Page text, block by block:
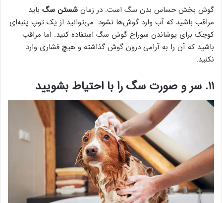
گوش بخش حساس بدن سگ است. در زمان شستن سگ باید
مراقب باشید که آب وارد گوش‌ها نشود. می‌توانید از یک توپ پنبه‌ای
کوچک برای پوشاندن سوراخ گوش سگ استفاده کنید. اما مراقب
باشید که آن را به آرامی درون گوش گذاشته و هیچ فشاری وارد
نکنید.
۱۱. سر و صورت سگ را با احتیاط بشویید